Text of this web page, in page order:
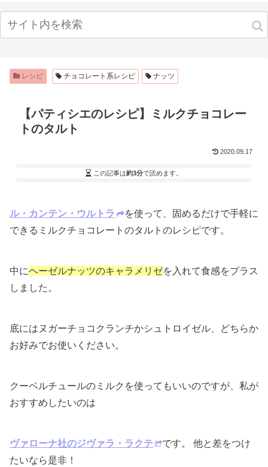
レシピ チョコレート系レシピ ナッツ
【パティシエのレシピ】ミルクチョコレー
トのタルト
2020.09.17
この記事は約3分で読めます。
ル・カンテン・ウルトラ
を使って、固めるだけで手軽に
できるミルクチョコレートのタルトのレシピです。
中にヘーゼルナッツのキャラメリゼを入れて食感をプラス
しました。
底にはヌガーチョコクランチかシュトロイゼル、どちらか
お好みでお使いください。
クーベルチュールのミルクを使ってもいいのですが、私が
おすすめしたいのは
ヴァローナ社のジヴァラ・ラクテ
です。 他と差をつけ
たいなら是非！